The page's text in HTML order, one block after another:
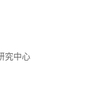
究中心